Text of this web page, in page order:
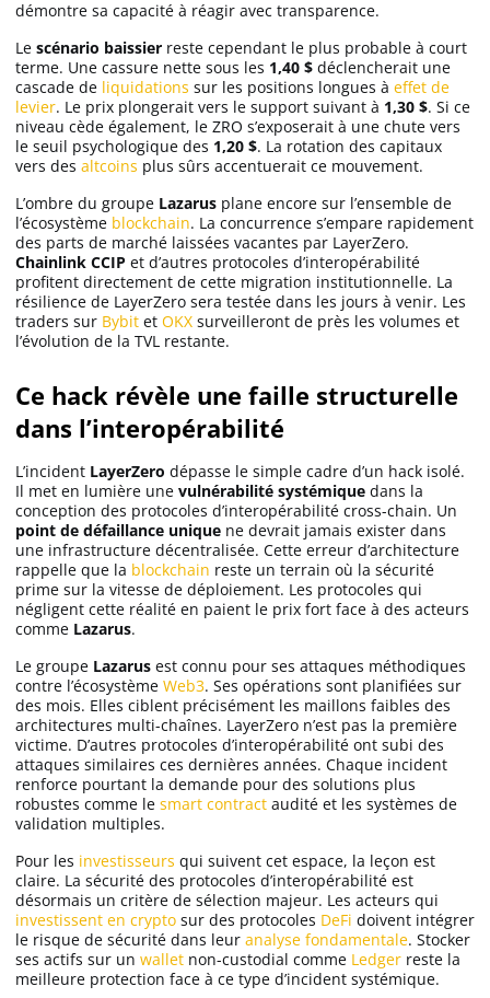
démontre sa capacité à réagir avec transparence.
Le scénario baissier reste cependant le plus probable à court
terme. Une cassure nette sous les 1,40 $ déclencherait une
cascade de liquidations sur les positions longues à effet de
levier. Le prix plongerait vers le support suivant à 1,30 $. Si ce
niveau cède également, le ZRO s’exposerait à une chute vers
le seuil psychologique des 1,20 $. La rotation des capitaux
vers des altcoins plus sûrs accentuerait ce mouvement.
L’ombre du groupe Lazarus plane encore sur l’ensemble de
l’écosystème blockchain. La concurrence s’empare rapidement
des parts de marché laissées vacantes par LayerZero.
Chainlink CCIP et d’autres protocoles d’interopérabilité
profitent directement de cette migration institutionnelle. La
résilience de LayerZero sera testée dans les jours à venir. Les
traders sur Bybit et OKX surveilleront de près les volumes et
l’évolution de la TVL restante.
Ce hack révèle une faille structurelle
dans l’interopérabilité
L’incident LayerZero dépasse le simple cadre d’un hack isolé.
Il met en lumière une vulnérabilité systémique dans la
conception des protocoles d’interopérabilité cross-chain. Un
point de défaillance unique ne devrait jamais exister dans
une infrastructure décentralisée. Cette erreur d’architecture
rappelle que la blockchain reste un terrain où la sécurité
prime sur la vitesse de déploiement. Les protocoles qui
négligent cette réalité en paient le prix fort face à des acteurs
comme Lazarus.
Le groupe Lazarus est connu pour ses attaques méthodiques
contre l’écosystème Web3. Ses opérations sont planifiées sur
des mois. Elles ciblent précisément les maillons faibles des
architectures multi-chaînes. LayerZero n’est pas la première
victime. D’autres protocoles d’interopérabilité ont subi des
attaques similaires ces dernières années. Chaque incident
renforce pourtant la demande pour des solutions plus
robustes comme le smart contract audité et les systèmes de
validation multiples.
Pour les investisseurs qui suivent cet espace, la leçon est
claire. La sécurité des protocoles d’interopérabilité est
désormais un critère de sélection majeur. Les acteurs qui
investissent en crypto sur des protocoles DeFi doivent intégrer
le risque de sécurité dans leur analyse fondamentale. Stocker
ses actifs sur un wallet non-custodial comme Ledger reste la
meilleure protection face à ce type d’incident systémique.